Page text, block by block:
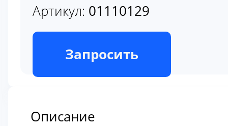
Артикул: 01110129
В наличии
Запросить
Описание